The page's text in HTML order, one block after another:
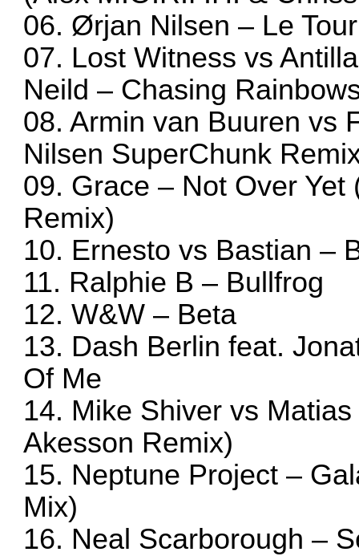
06. Ørjan Nilsen – Le
07. Lost Witness vs
Neild – Chasing
08. Armin van Buuren vs
Nilsen SuperChunk
09. Grace – Not Over
Remix)
10. Ernesto vs Bastian –
11. Ralphie B – Bullfrog
12. W&W – Beta
13. Dash Berlin feat.
Of Me
14. Mike Shiver vs
Akesson Remix)
15. Neptune Project –
Mix)
16. Neal Scarborough –